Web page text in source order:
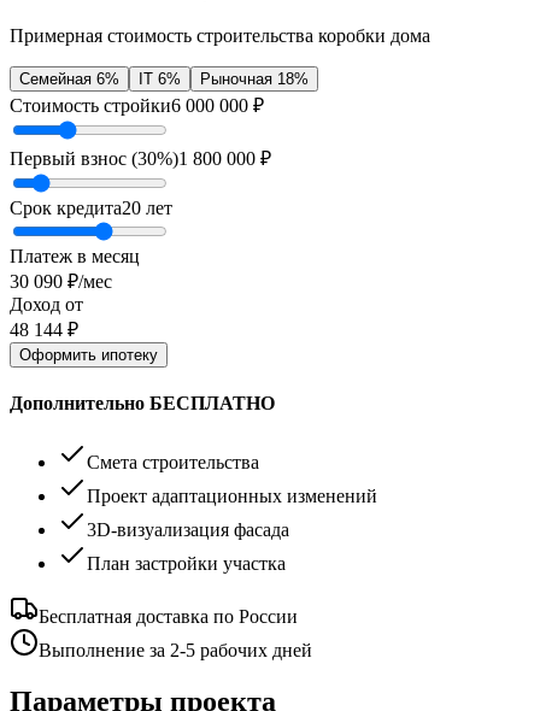
Примерная стоимость строительства коробки дома
Семейная 6% IT 6% Рыночная 18%
Стоимость стройки6 000 000 ₽
Первый взнос (30%)1 800 000 ₽
Срок кредита20 лет
Платеж в месяц
30 090 ₽/мес
Доход от
48 144 ₽
Оформить ипотеку
Дополнительно БЕСПЛАТНО
Смета строительства
Проект адаптационных изменений
3D-визуализация фасада
План застройки участка
Бесплатная доставка по России
Выполнение за 2-5 рабочих дней
Параметры проекта